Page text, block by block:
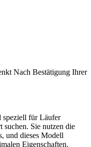
Nach Bestätigung Ihrer
speziell für Läufer
Sie nutzen die
und dieses Modell
Eigenschaften.